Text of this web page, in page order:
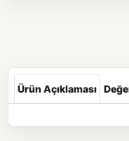
Ürün Açıklaması